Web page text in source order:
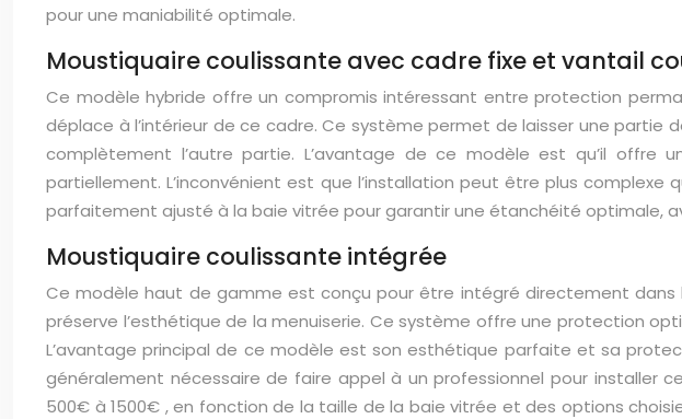
pour une maniabilité optimale.
Moustiquaire coulissante avec cadre fixe et vantail
Ce modèle hybride offre un compromis intéressant entre protection
déplace à l’intérieur de ce cadre. Ce système permet de laisser une
complètement l’autre partie. L’avantage de ce modèle est qu’il
partiellement. L’inconvénient est que l’installation peut être plus
parfaitement ajusté à la baie vitrée pour garantir une étanchéité optimale,
Moustiquaire coulissante intégrée
Ce modèle haut de gamme est conçu pour être intégré directement dans
préserve l’esthétique de la menuiserie. Ce système offre une protection
L’avantage principal de ce modèle est son esthétique parfaite et sa
généralement nécessaire de faire appel à un professionnel pour installer
500€ à 1500€ , en fonction de la taille de la baie vitrée et des options